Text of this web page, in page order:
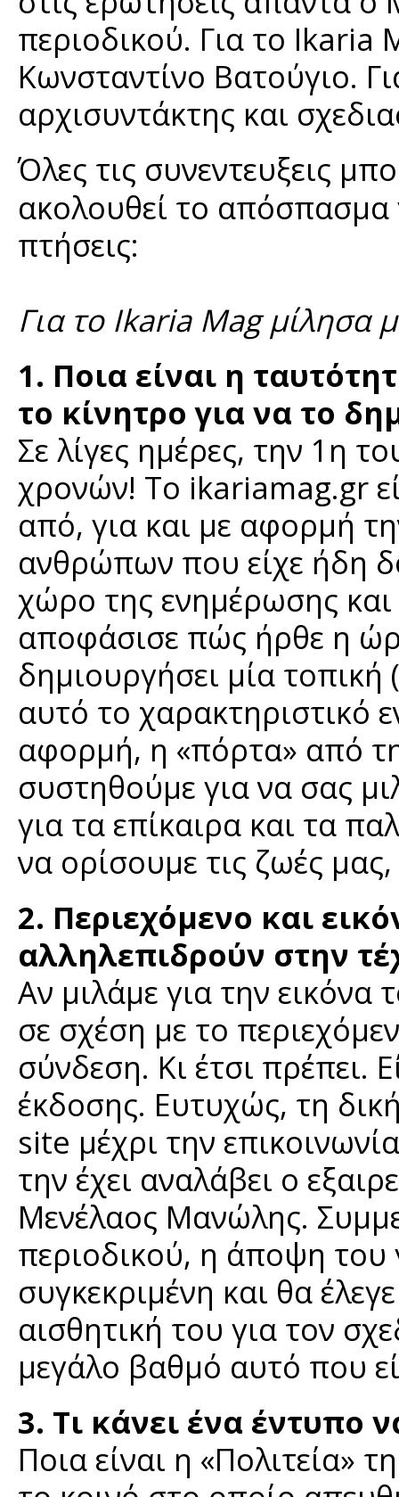
περιοδικού. Για το Ikaria
Κωνσταντίνο Βατούγιο.
αρχισυντάκτης και
Όλες τις συνεντευξεις
ακολουθεί το απόσπασμα
πτήσεις:
Για το Ikaria Mag μίλησα
1. Ποια είναι η
το κίνητρο για να το
Σε λίγες ημέρες, την 1η
χρονών! Το ikariamag.gr
από, για και με αφορμή
ανθρώπων που είχε ήδη
χώρο της ενημέρωσης
αποφάσισε πώς ήρθε η
δημιουργήσει μία
αυτό το χαρακτηριστικό
αφορμή, η «πόρτα» από
συστηθούμε για να σας
για τα επίκαιρα και τα
να ορίσουμε τις ζωές
2. Περιεχόμενο και
αλληλεπιδρούν στην
Αν μιλάμε για την
σε σχέση με το
σύνδεση. Κι έτσι πρέπει.
έκδοσης. Ευτυχώς, τη
site μέχρι την
την έχει αναλάβει ο
Μενέλαος Μανώλης.
περιοδικού, η άποψη του
συγκεκριμένη και θα
αισθητική του για τον
μεγάλο βαθμό αυτό που
3. Τι κάνει ένα έντυπο
Ποια είναι η «Πολιτεία»